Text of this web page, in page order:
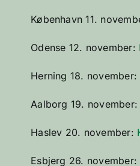
København 11.
Odense 12. november:
Herning 18. november:
Aalborg 19. november:
Haslev 20. november:
Esbjerg 26. november: